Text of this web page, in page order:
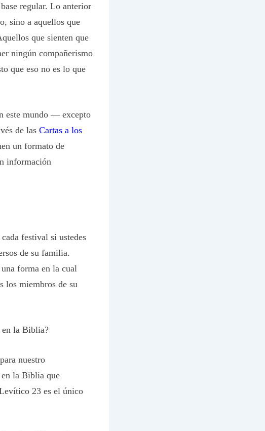
regular. Lo anterior
sino a aquellos que
que sienten que
ningún compañerismo
que eso no es lo que
este mundo — excepto
de las Cartas a los
un formato de
información
festival si ustedes
de su familia.
forma en la cual
los miembros de su
en la Biblia?
nuestro
la Biblia que
23 es el único